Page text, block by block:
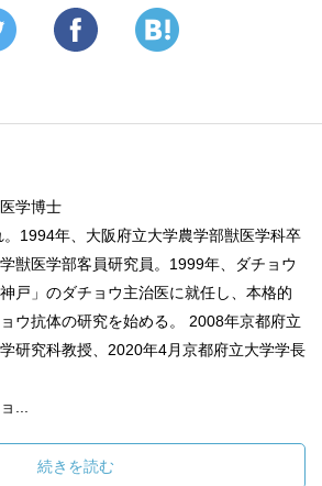
学博士
1994年、大阪府立大学農学部獣医学科卒
獣医学部客員研究員。1999年、ダチョウ
戸」のダチョウ主治医に就任し、本格的
ウ抗体の研究を始める。 2008年京都府立
研究科教授、2020年4月京都府立大学学長
...
続きを読む